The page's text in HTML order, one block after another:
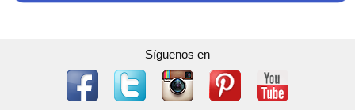
Síguenos en